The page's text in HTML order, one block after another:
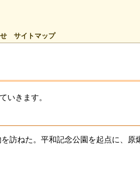
サイトマップ
いきます。
訪ねた。平和記念公園を起点に、